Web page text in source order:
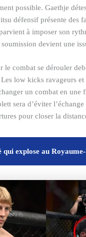
possible. Gaethje
défensif présente des
à imposer son
devient une
le combat se dérouler
low kicks ravageurs et
un combat en une
sera d’éviter
pour closer la
explose au